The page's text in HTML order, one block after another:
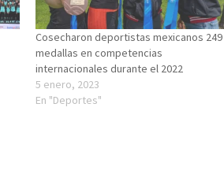
Cosecharon deportistas mexicanos 249
medallas en competencias
internacionales durante el 2022
5 enero, 2023
En "Deportes"